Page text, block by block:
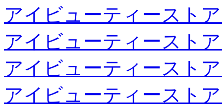
アイビューティースト
アイビューティースト
アイビューティースト
アイビューティースト